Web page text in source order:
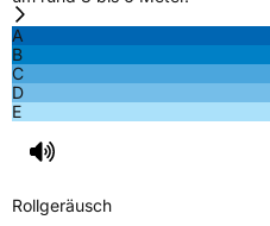
A
B
C
D
E
Rollgeräusch